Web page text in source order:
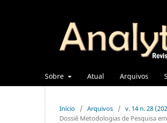
Sobre Atual Arquivos
Início / Arquivos / v. 14 n. 28
Dossiê Metodologias de Pesquisa